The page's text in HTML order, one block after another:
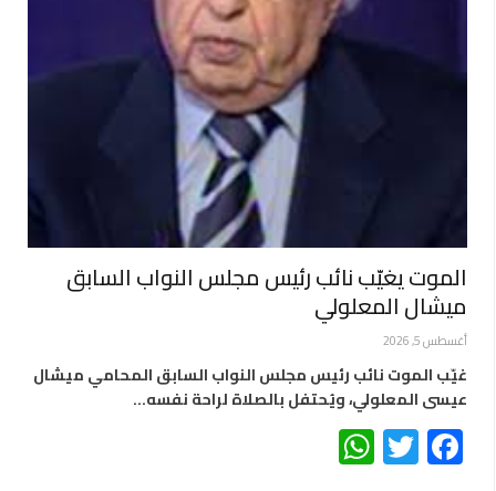
الموت يغيّب نائب رئيس مجلس النواب السابق
ميشال المعلولي
أغسطس 5, 2026
غيّب الموت نائب رئيس مجلس النواب السابق المحامي ميشال
عيسى المعلولي، ويُحتفل بالصلاة لراحة نفسه…
Facebook
Twitter